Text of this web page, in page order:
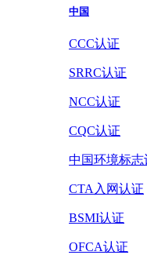
中国
CCC认证
SRRC认证
NCC认证
CQC认证
中国环境标
CTA入网认证
BSMI认证
OFCA认证